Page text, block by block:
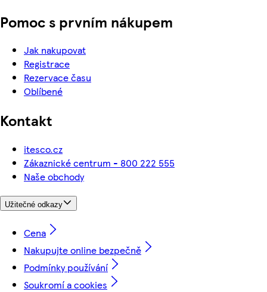
Pomoc s prvním nákupem
Jak nakupovat
Registrace
Rezervace času
Oblíbené
Kontakt
itesco.cz
Zákaznické centrum - 800 222 555
Naše obchody
Užitečné odkazy
Cena
Nakupujte online bezpečně
Podmínky používání
Soukromí a cookies